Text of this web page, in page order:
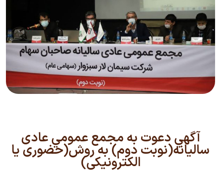
آگهي دعوت به مجمع عمومي عادی
ساليانه(نوبت دوم) به روش(حضوری یا
الکترونیکی)